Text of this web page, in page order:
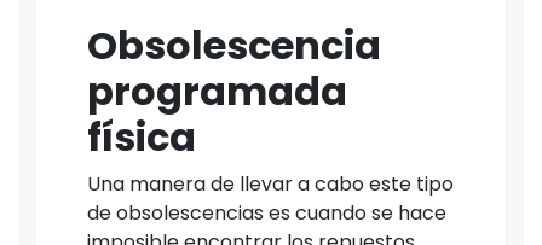
Obsolescencia
programada
física
Una manera de llevar a cabo este tipo
de obsolescencias es cuando se hace